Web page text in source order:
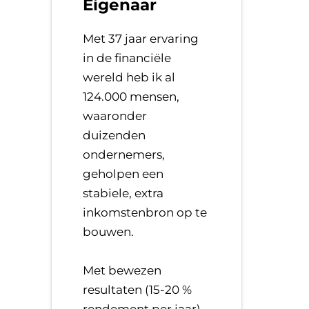
Eigenaar
Met 37 jaar ervaring
in de financiële
wereld heb ik al
124.000 mensen,
waaronder
duizenden
ondernemers,
geholpen een
stabiele, extra
inkomstenbron op te
bouwen.
​Met bewezen
resultaten (15-20 %